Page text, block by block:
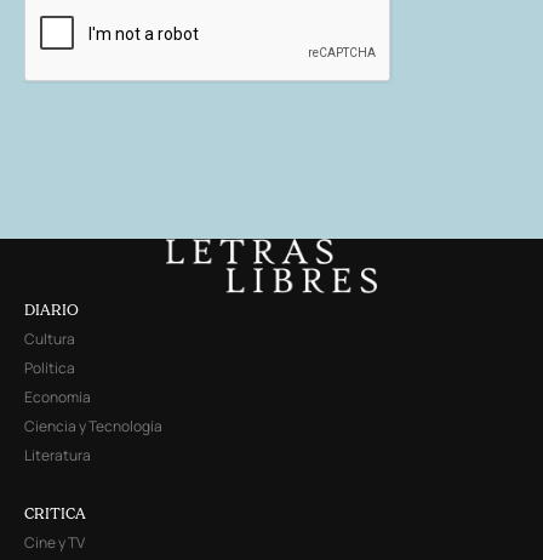
DIARIO
Cultura
Política
Economía
Ciencia y Tecnología
Literatura
CRITICA
Cine y TV